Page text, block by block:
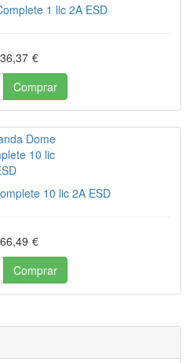
1 lic 2A ESD
36,37 €
Comprar
10 lic 2A ESD
66,49 €
Comprar